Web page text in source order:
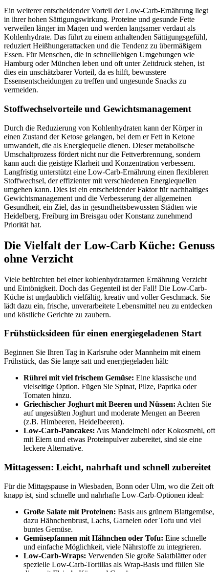
Ein weiterer entscheidender Vorteil der Low-Carb-Ernährung liegt
in ihrer hohen Sättigungswirkung. Proteine und gesunde Fette
verweilen länger im Magen und werden langsamer verdaut als
Kohlenhydrate. Das führt zu einem anhaltenden Sättigungsgefühl,
reduziert Heißhungerattacken und die Tendenz zu übermäßigem
Essen. Für Menschen, die in schnelllebigen Umgebungen wie
Hamburg oder München leben und oft unter Zeitdruck stehen, ist
dies ein unschätzbarer Vorteil, da es hilft, bewusstere
Essensentscheidungen zu treffen und ungesunde Snacks zu
vermeiden.
Stoffwechselvorteile und Gewichtsmanagement
Durch die Reduzierung von Kohlenhydraten kann der Körper in
einen Zustand der Ketose gelangen, bei dem er Fett in Ketone
umwandelt, die als Energiequelle dienen. Dieser metabolische
Umschaltprozess fördert nicht nur die Fettverbrennung, sondern
kann auch die geistige Klarheit und Konzentration verbessern.
Langfristig unterstützt eine Low-Carb-Ernährung einen flexibleren
Stoffwechsel, der effizienter mit verschiedenen Energiequellen
umgehen kann. Dies ist ein entscheidender Faktor für nachhaltiges
Gewichtsmanagement und die Verbesserung der allgemeinen
Gesundheit, ein Ziel, das in gesundheitsbewussten Städten wie
Heidelberg, Freiburg im Breisgau oder Konstanz zunehmend
Priorität hat.
Die Vielfalt der Low-Carb Küche: Genuss
ohne Verzicht
Viele befürchten bei einer kohlenhydratarmen Ernährung Verzicht
und Eintönigkeit. Doch das Gegenteil ist der Fall! Die Low-Carb-
Küche ist unglaublich vielfältig, kreativ und voller Geschmack. Sie
lädt dazu ein, frische, unverarbeitete Lebensmittel neu zu entdecken
und köstliche Gerichte zu zaubern.
Frühstücksideen für einen energiegeladenen Start
Beginnen Sie Ihren Tag in Karlsruhe oder Mannheim mit einem
Frühstück, das Sie lange satt und energiegeladen hält:
Rührei mit viel frischem Gemüse: Eine klassische und
vielseitige Option. Fügen Sie Spinat, Pilze, Paprika oder
Tomaten hinzu.
Griechischer Joghurt mit Beeren und Nüssen: Achten Sie
auf ungesüßten Joghurt und moderate Mengen an Beeren
(z.B. Himbeeren, Heidelbeeren).
Low-Carb-Pancakes: Aus Mandelmehl oder Kokosmehl, oft
mit Eiern und etwas Proteinpulver zubereitet, sind sie eine
leckere Alternative.
Mittagessen: Leicht, nahrhaft und schnell zubereitet
Für die Mittagspause in Wiesbaden, Bonn oder Ulm, wo die Zeit oft
knapp ist, sind schnelle und nahrhafte Low-Carb-Optionen ideal:
Große Salate mit Proteinen: Basis aus grünem Blattgemüse,
dazu Hähnchenbrust, Lachs, Garnelen oder Tofu und viel
buntes Gemüse.
Gemüsepfannen mit Hähnchen oder Tofu: Eine schnelle
und einfache Möglichkeit, viele Nährstoffe zu integrieren.
Low-Carb-Wraps: Verwenden Sie große Salatblätter oder
spezielle Low-Carb-Tortillas als Wrap-Basis und füllen Sie